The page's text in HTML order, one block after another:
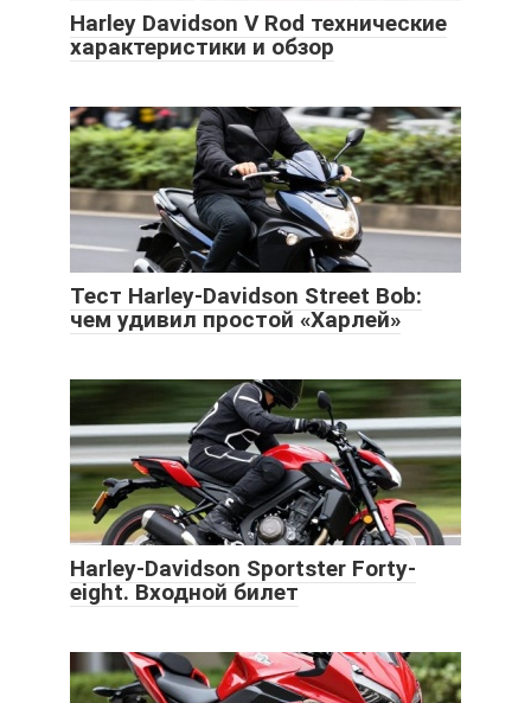
Harley Davidson V Rod технические
характеристики и обзор
Тест Harley-Davidson Street Bob:
чем удивил простой «Харлей»
Harley-Davidson Sportster Forty-
eight. Входной билет